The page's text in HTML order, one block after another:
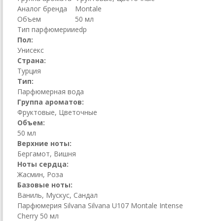
Аналог бренда
Montale
Объем
50 мл
Тип парфюмерииedp
Пол:
Унисекс
Страна:
Турция
Тип:
Парфюмерная вода
Группа ароматов:
Фруктовые, Цветочные
Объем:
50 мл
Верхние ноты:
Бергамот, Вишня
Ноты сердца:
Жасмин, Роза
Базовые ноты:
Ваниль, Мускус, Сандал
Парфюмерия Silvana Silvana U107 Montale Intense
Cherry 50 мл